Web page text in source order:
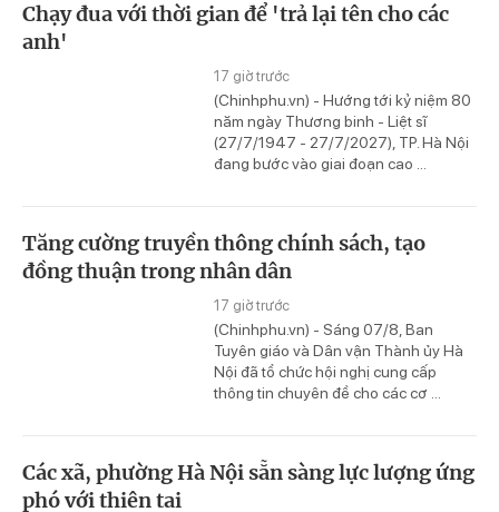
Chạy đua với thời gian để 'trả lại tên cho các
anh'
17 giờ trước
(Chinhphu.vn) - Hướng tới kỷ niệm 80
năm ngày Thương binh - Liệt sĩ
(27/7/1947 - 27/7/2027), TP. Hà Nội
đang bước vào giai đoạn cao ...
Tăng cường truyền thông chính sách, tạo
đồng thuận trong nhân dân
17 giờ trước
(Chinhphu.vn) - Sáng 07/8, Ban
Tuyên giáo và Dân vận Thành ủy Hà
Nội đã tổ chức hội nghị cung cấp
thông tin chuyên đề cho các cơ ...
Các xã, phường Hà Nội sẵn sàng lực lượng ứng
phó với thiên tai